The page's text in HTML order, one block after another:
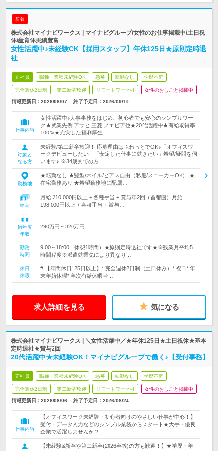
新着
株式会社マイナビワークス | マイナビグループ/女性のお仕事掲載中/土日祝
休/産育休実績豊富
女性活躍中♪未経験OK【採用スタッフ】年休125日★原則定時退
社
正社員 職種・業種未経験OK 急募 転勤なし 学歴不問
完全週休2日制 第二新卒歓迎 リモートワーク可 女性のおしごと掲載中
情報更新日：2026/08/07 終了予定日： 2026/09/10
仕事内容
女性活躍中♪人事事務をはじめ、初心者でも安心のシンプルワー
ク★就業先例:アサヒ,三菱,ノエビア他★20代活躍中★有給取得率
100％★充実した福利厚生
対象と
なる方
未経験/第二新卒歓迎！ 応募理由はふわっとでOK♪「オフィスワ
ークデビューしたい」「安定した仕事に就きたい」希望/疑問を伺
います♪ ※34歳までの方
勤務地
★転勤なし ★髪型/ネイル/ピアス自由（私服/スニーカーOK） ★
在宅勤務あり ★希望勤務地に配属…
給与
月給 210,000円以上 + 各種手当 + 賞与年2回（首都圏）月給
198,000円以上 + 各種手当 + 賞与…
初年度
年収
290万円～320万円
勤務
時間
9:00～18:00（休憩1時間）★原則定時退社です★※残業月平均5
時間程度※派遣就業先により異なり…
休日
休暇
# 【年間休日125日以上】* 完全週休2日制（土日休み）* 祝日* 年
末年始休暇* 年次有給休暇⇒…
求人詳細を見る 気になる
株式会社マイナビワークス | ＼女性活躍中／★年休125日★土日祝休★基本
定時退社★賞与2回
20代活躍中★未経験OK！マイナビグループで働く♪【受付事務】
正社員 職種・業種未経験OK 急募 転勤なし 学歴不問
完全週休2日制 第二新卒歓迎 リモートワーク可 女性のおしごと掲載中
情報更新日：2026/08/06 終了予定日： 2026/08/24
仕事内容
【オフィスワーク未経験・初心者向けのやさしい仕事が中心！】
受付・データ入力などのシンプル業務からスタート★大手・優良
企業で活躍しませんか？
【未経験&新卒や第二新卒(2026卒等)の方も歓迎！】★学歴・年